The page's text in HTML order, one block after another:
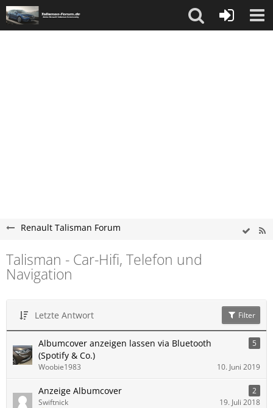
Renault Talisman Forum
Talisman - Car-Hifi, Telefon und
Navigation
Letzte Antwort Filter
Albumcover anzeigen lassen via Bluetooth
(Spotify & Co.)
5
Woobie1983 10. Juni 2019
Anzeige Albumcover 2
Swiftnick 19. Juli 2018